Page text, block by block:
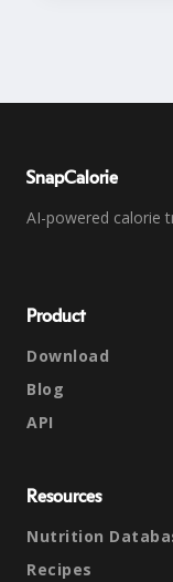
SnapCalorie
AI-powered calorie
Product
Download
Blog
API
Resources
Nutrition
Recipes